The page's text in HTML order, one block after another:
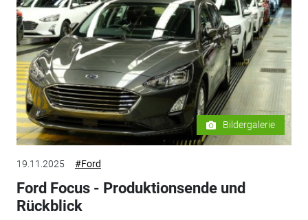
Bildergalerie
19.11.2025 #Ford
Ford Focus - Produktionsende und
Rückblick